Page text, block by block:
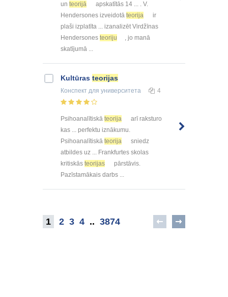
un teorijā
apskatītās 14 ... . V.
Hendersones izveidotā teorija
ir
plaši izplatīta ... izanalizēt Virdžīnas
Hendersones teoriju
, jo manā
skatījumā ...
Kultūras teorijas
Конспект для университета 4
Psihoanalītiskā teorija
arī raksturo
kas ... perfektu iznākumu.
Psihoanalītiskā teorija
sniedz
atbildes uz ... Frankfurtes skolas
kritiskās teorijas
pārstāvis.
Pazīstamākais darbs ...
1 2 3 4 .. 3874